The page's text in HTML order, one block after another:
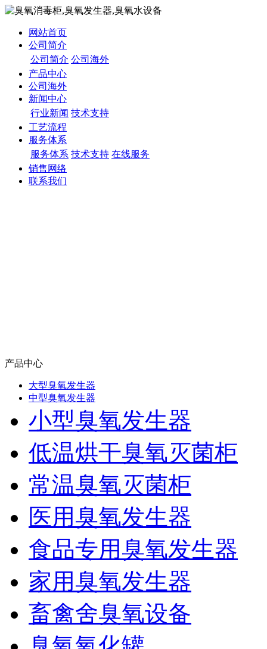
网站首页
公司简介
公司简介 公司海外
产品中心
公司海外
新闻中心
行业新闻 技术支持
工艺流程
服务体系
服务体系 技术支持 在线服务
销售网络
联系我们
产品中心
大型臭氧发生器
中型臭氧发生器
小型臭氧发生器
低温烘干臭氧灭菌柜
常温臭氧灭菌柜
医用臭氧发生器
食品专用臭氧发生器
家用臭氧发生器
畜禽舍臭氧设备